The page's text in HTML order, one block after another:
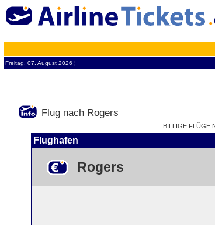
Freitag, 07. August 2026 ¦
Flug nach Rogers
BILLIGE FLÜGE
Flughafen
Rogers